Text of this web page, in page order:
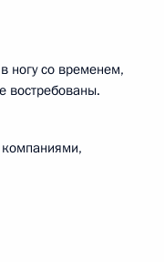
ногу со временем,
востребованы.
компаниями,